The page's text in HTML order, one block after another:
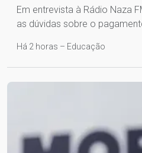
Em entrevista à Rádio Naza
as dúvidas sobre o
Há 2 horas – Educação